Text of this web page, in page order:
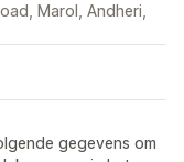
Marol, Andheri,
gegevens om